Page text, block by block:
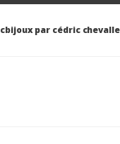
cbijoux par cédric